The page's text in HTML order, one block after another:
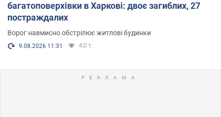
багатоповерхівки в Харкові: двоє загиблих, 27
постраждалих
Ворог навмисно обстрілює житлові будинки
9.08.2026 11:31 4,0 т.